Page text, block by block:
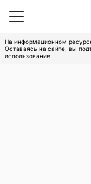
На информационном
Оставаясь на сайте, вы
использование.